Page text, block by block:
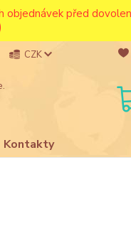
objednávek před
Kontakty
CZK